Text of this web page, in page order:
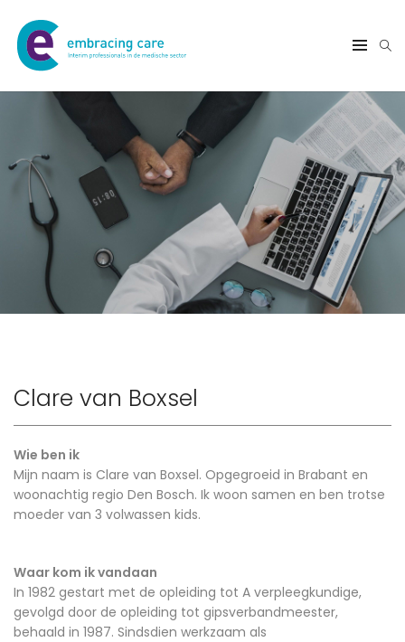
Clare van Boxsel
Wie ben ik
Mijn naam is Clare van Boxsel. Opgegroeid in Brabant en
woonachtig regio Den Bosch. Ik woon samen en ben trotse
moeder van 3 volwassen kids.
Waar kom ik vandaan
In 1982 gestart met de opleiding tot A verpleegkundige,
gevolgd door de opleiding tot gipsverbandmeester,
behaald in 1987. Sindsdien werkzaam als